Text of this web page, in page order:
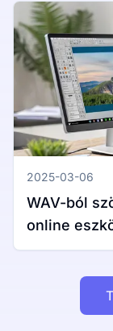
2025-03-06
WAV-ból
online